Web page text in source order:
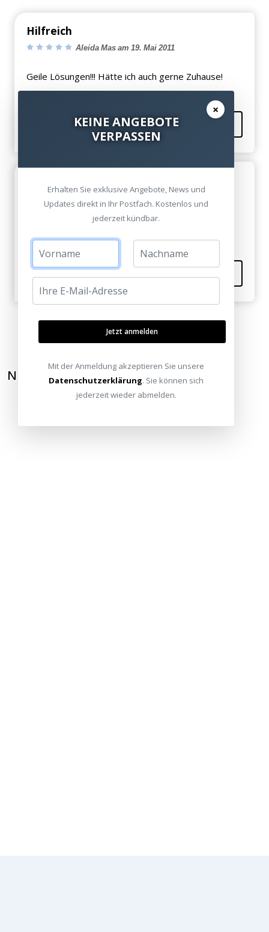
Hilfreich
Aleida Mas am 19. Mai 2011
Geile Lösungen!!! Hätte ich auch gerne Zuhause!
Kommentieren
Magdalena Schroeder am 18. Mai 2011
Dann muss ich euch mal besuchen!
Kommentieren
NEWSLETTER ABONNIEREN
×
KEINE ANGEBOTE
VERPASSEN
Erhalten Sie exklusive Angebote, News und
Updates direkt in Ihr Postfach. Kostenlos und
jederzeit kündbar.
Jetzt anmelden
Mit der Anmeldung akzeptieren Sie unsere
Datenschutzerklärung. Sie können sich
jederzeit wieder abmelden.